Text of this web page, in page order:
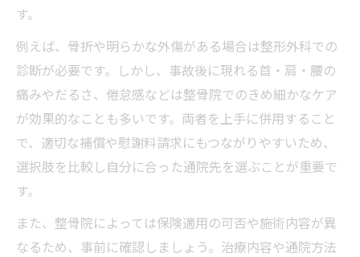
整形外科と整骨院を利用した賢い治療の選び方
整形外科と整骨院の特徴比較早見表
交通事故治療で併用する際の注意点まとめ
賢く選ぶ交通事故治療の通院先選定術
整形外科と整骨院の併用ルール徹底解説
治療内容と保険適用範囲の違いを知る
交通事故治療の通院日数と慰謝料の関係一
覧
す。
例えば、骨折や明らかな外傷がある場合は整形外科での
診断が必要です。しかし、事故後に現れる首・肩・腰の
痛みやだるさ、倦怠感などは整骨院でのきめ細かなケア
が効果的なことも多いです。両者を上手に併用すること
で、適切な補償や慰謝料請求にもつながりやすいため、
選択肢を比較し自分に合った通院先を選ぶことが重要で
す。
また、整骨院によっては保険適用の可否や施術内容が異
なるため、事前に確認しましょう。治療内容や通院方法